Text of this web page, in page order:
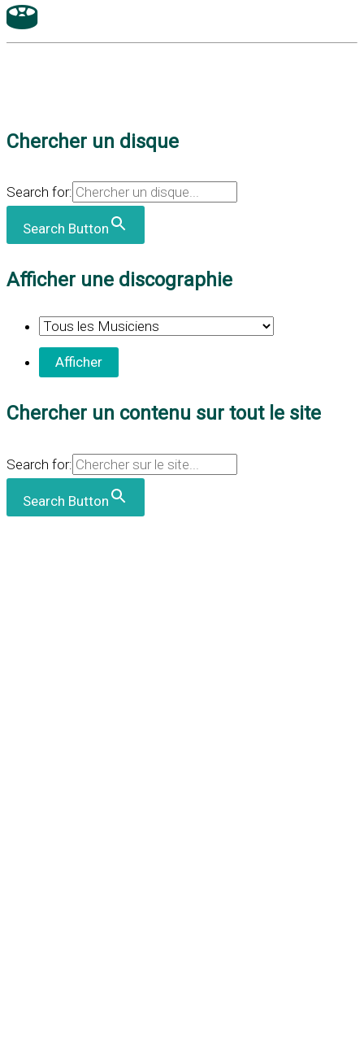
Chercher un disque
Search for:
Search Button
Afficher une discographie
Chercher un contenu sur tout le site
Search for:
Search Button